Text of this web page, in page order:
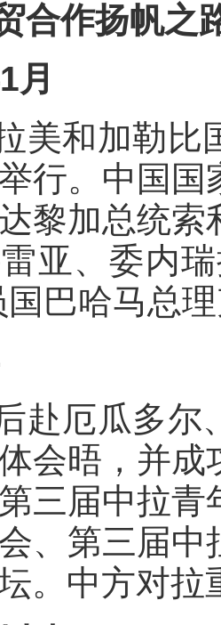
合作扬帆之
月
美和加勒比
行。中国
黎加总统
亚、委内
国巴哈马总
赴厄瓜多尔
会晤，并
三届中拉
、第三届
。中方对